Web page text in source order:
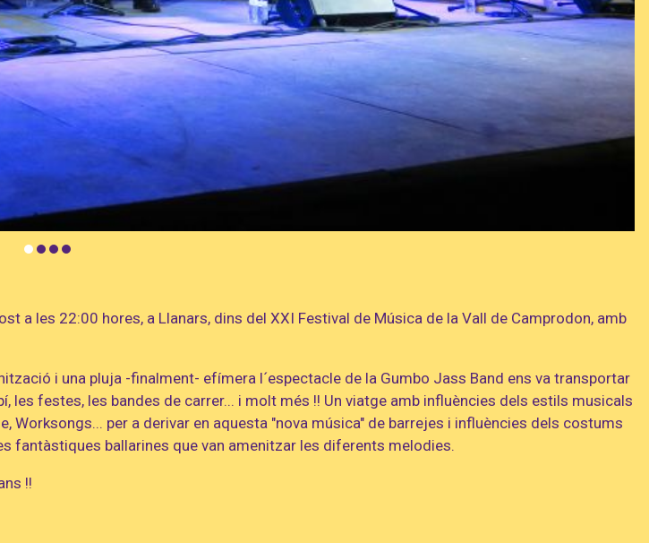
a les 22:00 hores, a Llanars, dins del XXI Festival de Música de la Vall de Camprodon, amb
i una pluja -finalment- efímera l´espectacle de la Gumbo Jass Band ens va transportar
les festes, les bandes de carrer... i molt més !! Un viatge amb influències dels estils musicals
Worksongs... per a derivar en aquesta "nova música" de barrejes i influències dels costums
fantàstiques ballarines que van amenitzar les diferents melodies.
!!